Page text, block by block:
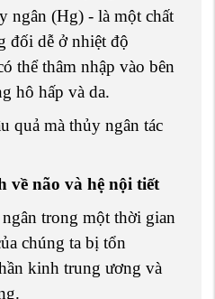
ngân (Hg) - là một chất
đối dễ ở nhiệt độ
thể thâm nhập vào bên
hô hấp và da.
quả mà thủy ngân tác
về não và hệ nội tiết
trong một thời gian
chúng ta bị tổn
kinh trung ương và